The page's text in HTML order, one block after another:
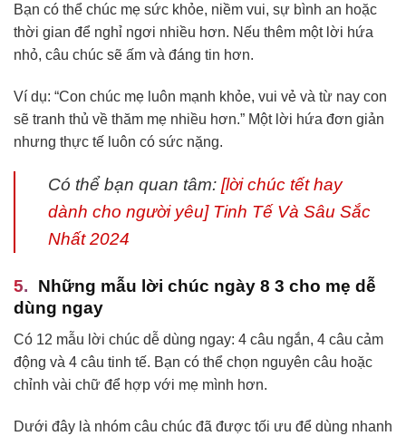
Bạn có thể chúc mẹ sức khỏe, niềm vui, sự bình an hoặc
thời gian để nghỉ ngơi nhiều hơn. Nếu thêm một lời hứa
nhỏ, câu chúc sẽ ấm và đáng tin hơn.
Ví dụ: “Con chúc mẹ luôn mạnh khỏe, vui vẻ và từ nay con
sẽ tranh thủ về thăm mẹ nhiều hơn.” Một lời hứa đơn giản
nhưng thực tế luôn có sức nặng.
Có thể bạn quan tâm: [lời chúc tết hay
dành cho người yêu] Tinh Tế Và Sâu Sắc
Nhất 2024
Những mẫu lời chúc ngày 8 3 cho mẹ dễ
dùng ngay
Có 12 mẫu lời chúc dễ dùng ngay: 4 câu ngắn, 4 câu cảm
động và 4 câu tinh tế. Bạn có thể chọn nguyên câu hoặc
chỉnh vài chữ để hợp với mẹ mình hơn.
Dưới đây là nhóm câu chúc đã được tối ưu để dùng nhanh